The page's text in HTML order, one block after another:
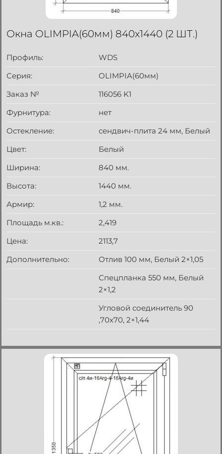
Окна OLIMPIA(60мм) 840x1440 (2 ШТ.)
Профиль:
WDS
Серия:
OLIMPIA(60мм)
Заказ №
116056 K1
Фурнитура:
нет
Остекление:
сендвич-плита 24 мм, Белый
Цвет:
Белый
Ширина:
840 мм.
Высота:
1440 мм.
Армир:
1,2 мм.
Площадь м.кв.:
2,419
Цена:
2113,7
Дополнительно:
Отлив 100 мм, Белый 2×1,05
Спецпланка 550 мм, Белый
2×1,2
Угловой соединитель 90
,70х70, 2×1,44